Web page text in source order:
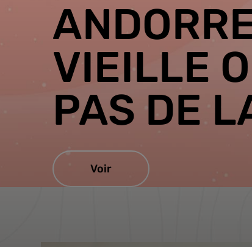
VIEILLE
PAS DE
Voir